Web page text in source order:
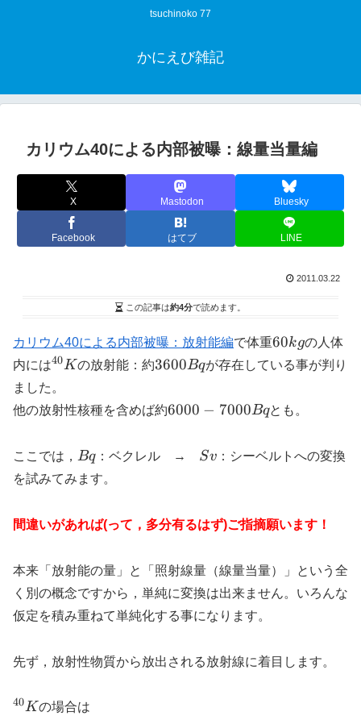
tsuchinoko 77
かにえび雑記
カリウム40による内部被曝：線量当量編
X Mastodon Bluesky
Facebook はてブ LINE
2011.03.22
この記事は約4分で読めます。
カリウム40による内部被曝：放射能編で体重60kg
60kgの人体
内には^{40}K
40Kの放射能：約3600Bq
3600Bqが存在している事が判り
ました。
他の放射性核種を含めば約6000-
6000 − 7000Bqとも。
ここでは， Bq
Bq：ベクレル → Sv
Sv ：シーベルトへの変換
を試みてみます。
間違いがあれば(って，多分有るはず)ご指摘願います！
本来「放射能の量」と「照射線量（線量当量）」という全
く別の概念ですから，単純に変換は出来ません。いろんな
仮定を積み重ねて単純化する事になります。
先ず，放射性物質から放出される放射線に着目します。
^{40}K
40Kの場合は